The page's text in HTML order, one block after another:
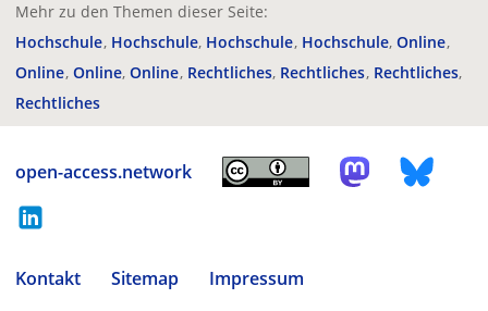
Mehr zu den Themen dieser Seite:
Hochschule Hochschule Hochschule Hochschule Online
Online Online Online Rechtliches Rechtliches Rechtliches
Rechtliches
open-access.network
Kontakt Sitemap
Impressum